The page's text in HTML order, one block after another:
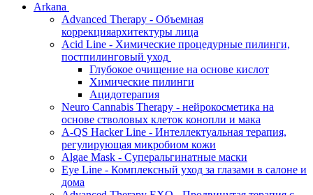
Arkana
Advanced Therapy - Объемная
коррекцияархитектуры лица
Acid Line - Химические процедурные пилинги,
постпилинговый уход
Глубокое очищение на основе кислот
Химические пилинги
Ацидотерапия
Neuro Cannabis Therapy - нейрокосметика на
основе стволовых клеток конопли и мака
A-QS Hacker Line - Интеллектуальная терапия,
регулирующая микробиом кожи
Algae Mask - Суперальгинатные маски
Eye Line - Комплексный уход за глазами в салоне и
дома